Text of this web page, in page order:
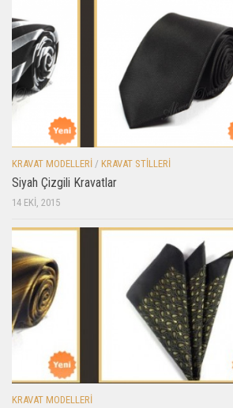
KRAVAT MODELLERI / KRAVAT STILLERI
Siyah Çizgili Kravatlar
14 EKI, 2015
KRAVAT MODELLERI